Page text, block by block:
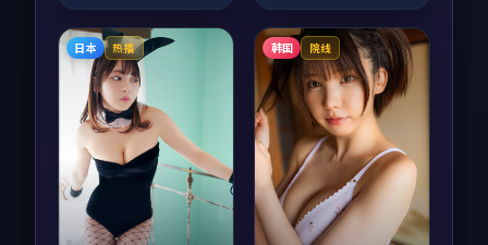
日本 热播 韩国 院线